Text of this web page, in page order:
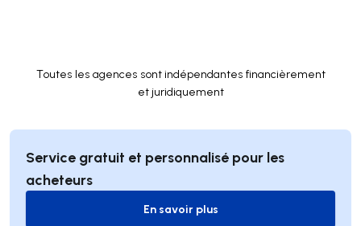
Toutes les agences sont indépendantes financièrement
et juridiquement
Service gratuit et personnalisé pour les
acheteurs
En savoir plus
En savoir plus